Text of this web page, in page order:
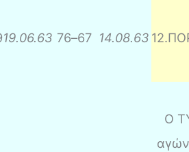
19.06.63 76–67 14.08.63 12.
Ο